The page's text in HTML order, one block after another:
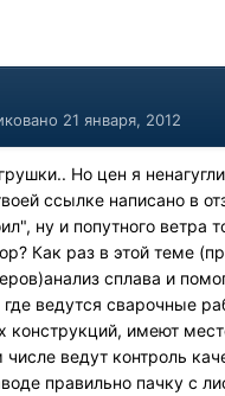
21 января, 2012
Но цен я
ссылке написано в
ну и попутного ветра
Как раз в этой теме
сплава и
где ведутся сварочные
конструкций, имеют
числе ведут контроль
правильно пачку с